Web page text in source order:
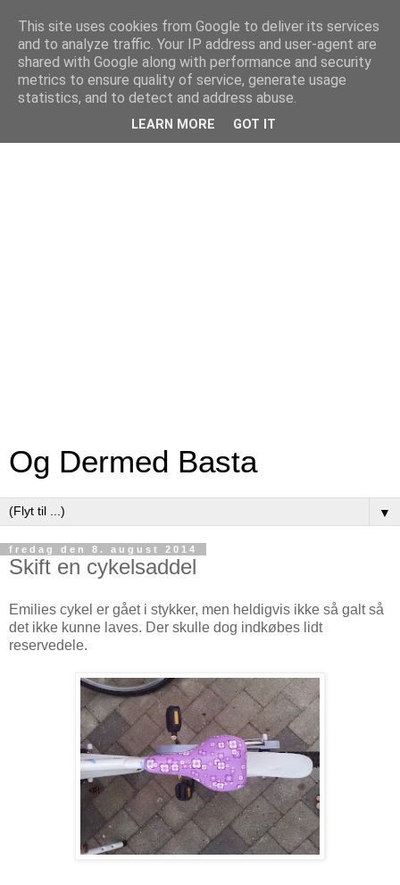
Og Dermed Basta
▼
fredag den 8. august 2014
Skift en cykelsaddel
Emilies cykel er gået i stykker, men heldigvis ikke så galt så
det ikke kunne laves. Der skulle dog indkøbes lidt
reservedele.
This site uses cookies from Google to deliver its services
and to analyze traffic. Your IP address and user-agent are
shared with Google along with performance and security
metrics to ensure quality of service, generate usage
statistics, and to detect and address abuse.
LEARN MORE GOT IT